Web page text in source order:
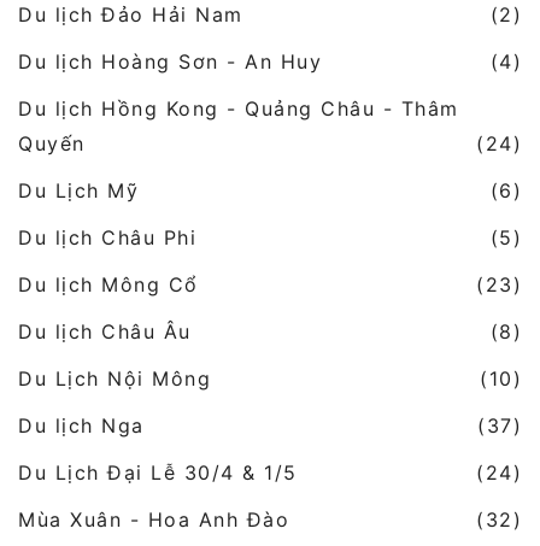
Du lịch Đảo Hải Nam
(2)
Du lịch Hoàng Sơn - An Huy
(4)
Du lịch Hồng Kong - Quảng Châu - Thâm
Quyến
(24)
Du Lịch Mỹ
(6)
Du lịch Châu Phi
(5)
Du lịch Mông Cổ
(23)
Du lịch Châu Âu
(8)
Du Lịch Nội Mông
(10)
Du lịch Nga
(37)
Du Lịch Đại Lễ 30/4 & 1/5
(24)
Mùa Xuân - Hoa Anh Đào
(32)